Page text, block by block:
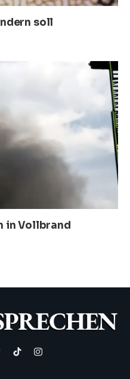
soll
in Vollbrand
TikTokInstagram